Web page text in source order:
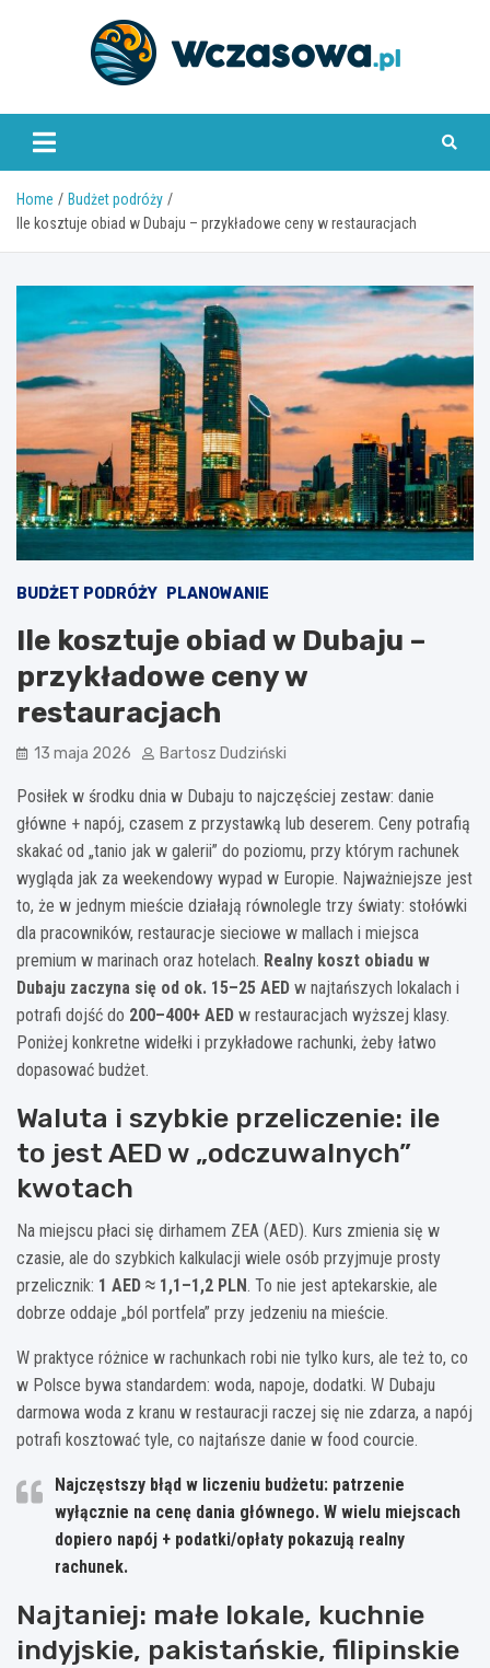
www.wczasowa.pl
Home
Budżet podróży
Ile kosztuje obiad w Dubaju – przykładowe ceny w restauracjach
BUDŻET PODRÓŻY PLANOWANIE
Ile kosztuje obiad w Dubaju –
przykładowe ceny w
restauracjach
13 maja 2026 Bartosz Dudziński
Posiłek w środku dnia w Dubaju to najczęściej zestaw: danie
główne + napój, czasem z przystawką lub deserem. Ceny potrafią
skakać od „tanio jak w galerii” do poziomu, przy którym rachunek
wygląda jak za weekendowy wypad w Europie. Najważniejsze jest
to, że w jednym mieście działają równolegle trzy światy: stołówki
dla pracowników, restauracje sieciowe w mallach i miejsca
premium w marinach oraz hotelach. Realny koszt obiadu w
Dubaju zaczyna się od ok. 15–25 AED w najtańszych lokalach i
potrafi dojść do 200–400+ AED w restauracjach wyższej klasy.
Poniżej konkretne widełki i przykładowe rachunki, żeby łatwo
dopasować budżet.
Waluta i szybkie przeliczenie: ile
to jest AED w „odczuwalnych”
kwotach
Na miejscu płaci się dirhamem ZEA (AED). Kurs zmienia się w
czasie, ale do szybkich kalkulacji wiele osób przyjmuje prosty
przelicznik: 1 AED ≈ 1,1–1,2 PLN. To nie jest aptekarskie, ale
dobrze oddaje „ból portfela” przy jedzeniu na mieście.
W praktyce różnice w rachunkach robi nie tylko kurs, ale też to, co
w Polsce bywa standardem: woda, napoje, dodatki. W Dubaju
darmowa woda z kranu w restauracji raczej się nie zdarza, a napój
potrafi kosztować tyle, co najtańsze danie w food courcie.
Najczęstszy błąd w liczeniu budżetu: patrzenie
wyłącznie na cenę dania głównego. W wielu miejscach
dopiero napój + podatki/opłaty pokazują realny
rachunek.
Najtaniej: małe lokale, kuchnie
indyjskie, pakistańskie, filipinskie